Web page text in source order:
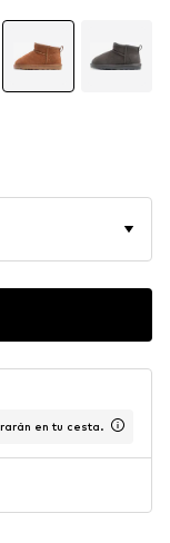
en tu cesta.